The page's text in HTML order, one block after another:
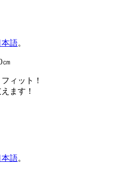
本語。
㎝
ィット！
ます！
本語。